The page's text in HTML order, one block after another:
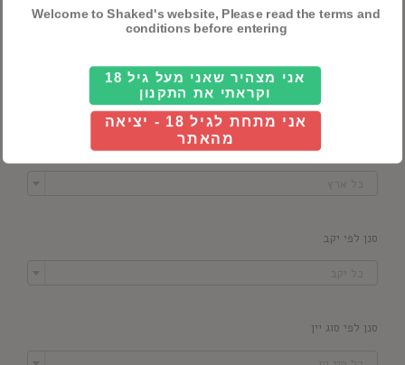
סנן לפי מדינה
סנן לפי יקב
סנן לפי סוג יין
Welcome to Shaked's website, Please read the terms and
conditions before entering
אני מצהיר שאני מעל גיל 18
וקראתי את התקנון
אני מתחת לגיל 18 - יציאה
מהאתר